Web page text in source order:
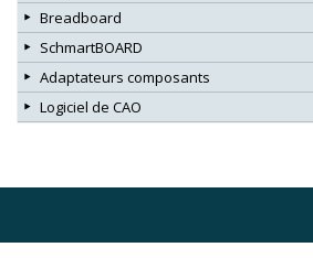
Breadboard
SchmartBOARD
Adaptateurs composants
Logiciel de CAO